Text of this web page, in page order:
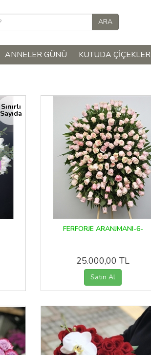
ANNELER GÜNÜ KUTUDA ÇIÇEKLER
Sınırlı
Sayıda
FERFORJE ARANJMANI-6-
25.000,00 TL